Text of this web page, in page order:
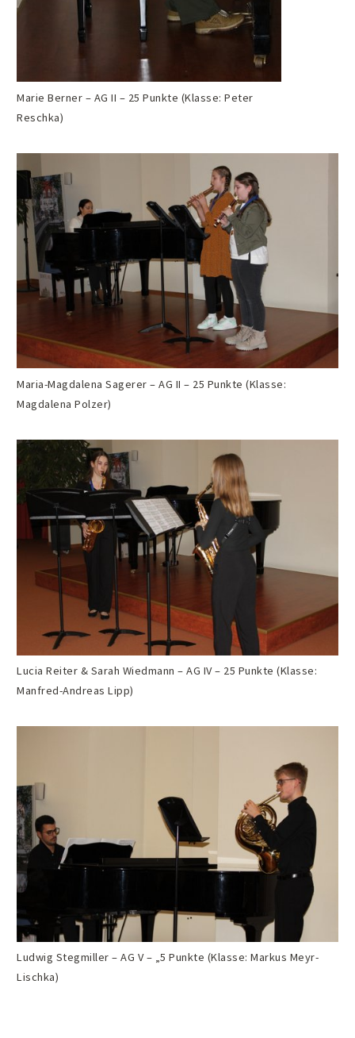
Marie Berner – AG II – 25 Punkte (Klasse: Peter
Reschka)
Maria-Magdalena Sagerer – AG II – 25 Punkte (Klasse:
Magdalena Polzer)
Lucia Reiter & Sarah Wiedmann – AG IV – 25 Punkte (Klasse:
Manfred-Andreas Lipp)
Ludwig Stegmiller – AG V – „5 Punkte (Klasse: Markus Meyr-
Lischka)